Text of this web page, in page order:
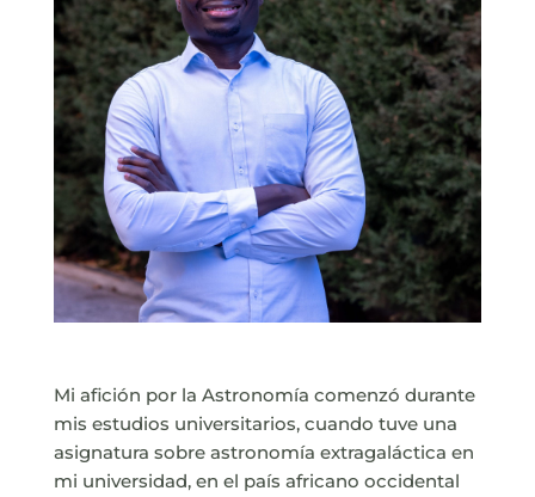
Mi afición por la Astronomía comenzó durante
mis estudios universitarios, cuando tuve una
asignatura sobre astronomía extragaláctica en
mi universidad, en el país africano occidental